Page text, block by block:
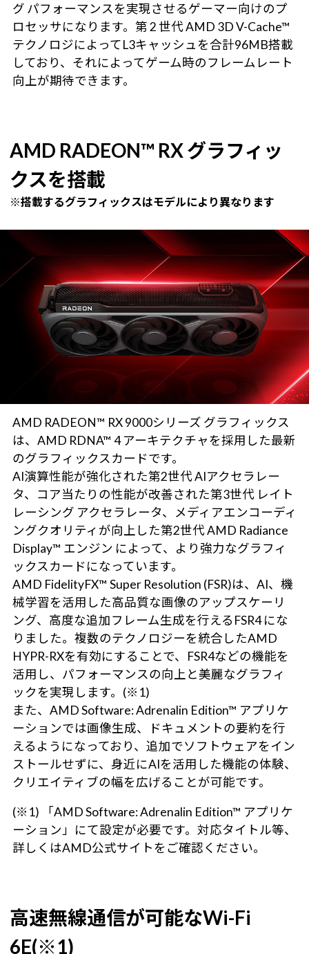
グ パフォーマンスを実現させるゲーマー向けのプ
ロセッサになります。第 2 世代 AMD 3D V-Cache™
テクノロジによってL3キャッシュを合計96MB搭載
しており、それによってゲーム時のフレームレート
向上が期待できます。
AMD RADEON™ RX グラフィッ
クスを搭載
※搭載するグラフィックスはモデルにより異なります
AMD RADEON™ RX 9000シリーズ グラフィックス
は、AMD RDNA™ 4 アーキテクチャを採用した最新
のグラフィックスカードです。
AI演算性能が強化された第2世代 AIアクセラレー
タ、コア当たりの性能が改善された第3世代 レイト
レーシング アクセラレータ、メディアエンコーディ
ングクオリティが向上した第2世代 AMD Radiance
Display™ エンジン によって、より強力なグラフィ
ックスカードになっています。
AMD FidelityFX™ Super Resolution (FSR)は、AI、機
械学習を活用した高品質な画像のアップスケーリ
ング、高度な追加フレーム生成を行えるFSR4 にな
りました。複数のテクノロジーを統合したAMD
HYPR-RXを有効にすることで、FSR4などの機能を
活用し、パフォーマンスの向上と美麗なグラフィ
ックを実現します。(※1)
また、AMD Software: Adrenalin Edition™ アプリケ
ーションでは画像生成、ドキュメントの要約を行
えるようになっており、追加でソフトウェアをイン
ストールせずに、身近にAIを活用した機能の体験、
クリエイティブの幅を広げることが可能です。
(※1) 「AMD Software: Adrenalin Edition™ アプリケ
ーション」にて設定が必要です。対応タイトル等、
詳しくはAMD公式サイトをご確認ください。
高速無線通信が可能なWi-Fi
6E(※1)